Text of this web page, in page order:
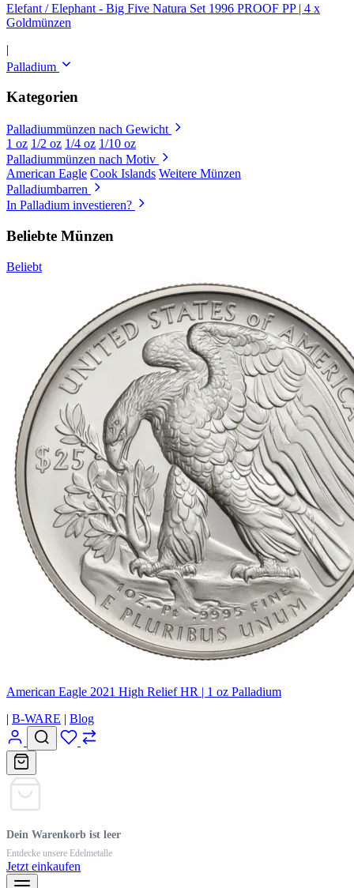
Elefant / Elephant - Big Five Natura Set 1996 PROOF PP | 4 x
Goldmünzen
|
Palladium
Kategorien
Palladiummünzen nach Gewicht
1 oz 1/2 oz 1/4 oz 1/10 oz
Palladiummünzen nach Motiv
American Eagle Cook Islands Weitere Münzen
Palladiumbarren
In Palladium investieren?
Beliebte Münzen
Beliebt
American Eagle 2021 High Relief HR | 1 oz Palladium
| B-WARE | Blog
Dein Warenkorb ist leer
Entdecke unsere Edelmetalle
Jetzt einkaufen